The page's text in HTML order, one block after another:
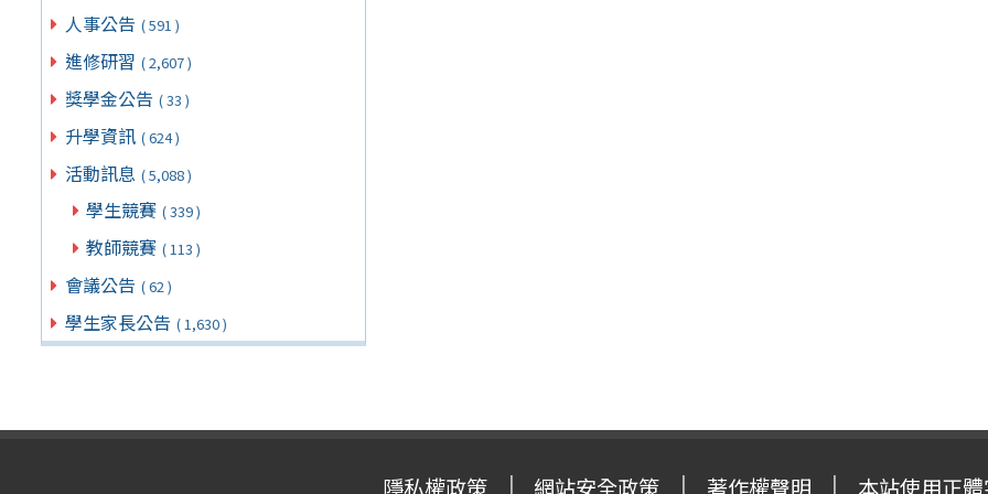
人事公告 ( 591 )
進修研習 ( 2,607 )
獎學金公告 ( 33 )
升學資訊 ( 624 )
活動訊息 ( 5,088 )
學生競賽 ( 339 )
教師競賽 ( 113 )
會議公告 ( 62 )
學生家長公告 ( 1,630 )
隱私權政策 網站安全政策 著作權聲明 本站使用正